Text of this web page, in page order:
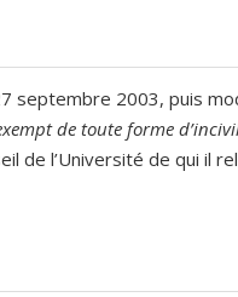
septembre 2003, puis
de toute forme
de l’Université de qui il